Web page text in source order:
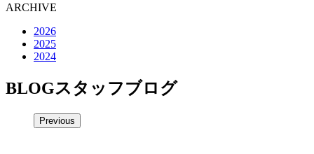
ARCHIVE
2026
2025
2024
BLOGスタッフブログ
Previous